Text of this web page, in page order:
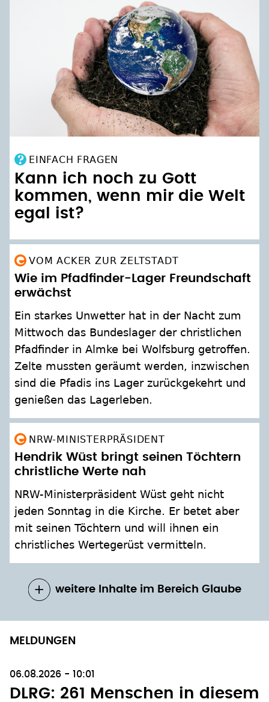
EINFACH FRAGEN
Kann ich noch zu Gott
kommen, wenn mir die Welt
egal ist?
VOM ACKER ZUR ZELTSTADT
Wie im Pfadfinder-Lager Freundschaft
erwächst
Ein starkes Unwetter hat in der Nacht zum
Mittwoch das Bundeslager der christlichen
Pfadfinder in Almke bei Wolfsburg getroffen.
Zelte mussten geräumt werden, inzwischen
sind die Pfadis ins Lager zurückgekehrt und
genießen das Lagerleben.
NRW-MINISTERPRÄSIDENT
Hendrik Wüst bringt seinen Töchtern
christliche Werte nah
NRW-Ministerpräsident Wüst geht nicht
jeden Sonntag in die Kirche. Er betet aber
mit seinen Töchtern und will ihnen ein
christliches Wertegerüst vermitteln.
weitere Inhalte im Bereich Glaube
MELDUNGEN
06.08.2026 - 10:01
DLRG: 261 Menschen in diesem